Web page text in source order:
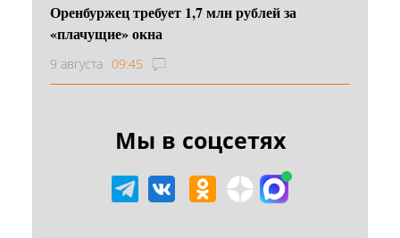
Оренбуржец требует 1,7 млн рублей за
«плачущие» окна
9 августа 09:45
Мы в соцсетях